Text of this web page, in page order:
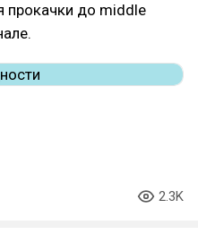
прокачки до middle
2.3K